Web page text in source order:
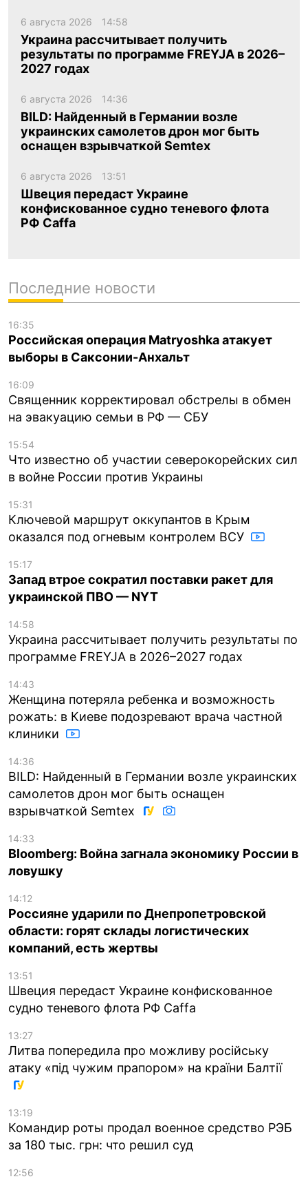
6 августа 2026 14:58
Украина рассчитывает получить
результаты по программе FREYJA в 2026–
2027 годах
6 августа 2026 14:36
BILD: Найденный в Германии возле
украинских самолетов дрон мог быть
оснащен взрывчаткой Semtex
6 августа 2026 13:51
Швеция передаст Украине
конфискованное судно теневого флота
РФ Caffa
Последние новости
16:35
Российская операция Matryoshka атакует
выборы в Саксонии-Анхальт
16:09
Священник корректировал обстрелы в обмен
на эвакуацию семьи в РФ — СБУ
15:54
Что известно об участии северокорейских сил
в войне России против Украины
15:31
Ключевой маршрут оккупантов в Крым
оказался под огневым контролем ВСУ
15:17
Запад втрое сократил поставки ракет для
украинской ПВО — NYT
14:58
Украина рассчитывает получить результаты по
программе FREYJA в 2026–2027 годах
14:43
Женщина потеряла ребенка и возможность
рожать: в Киеве подозревают врача частной
клиники
14:36
BILD: Найденный в Германии возле украинских
самолетов дрон мог быть оснащен
взрывчаткой Semtex
14:33
Bloomberg: Война загнала экономику России в
ловушку
14:12
Россияне ударили по Днепропетровской
области: горят склады логистических
компаний, есть жертвы
13:51
Швеция передаст Украине конфискованное
судно теневого флота РФ Caffa
13:27
Литва попередила про можливу російську
атаку «під чужим прапором» на країни Балтії
13:19
Командир роты продал военное средство РЭБ
за 180 тыс. грн: что решил суд
12:56